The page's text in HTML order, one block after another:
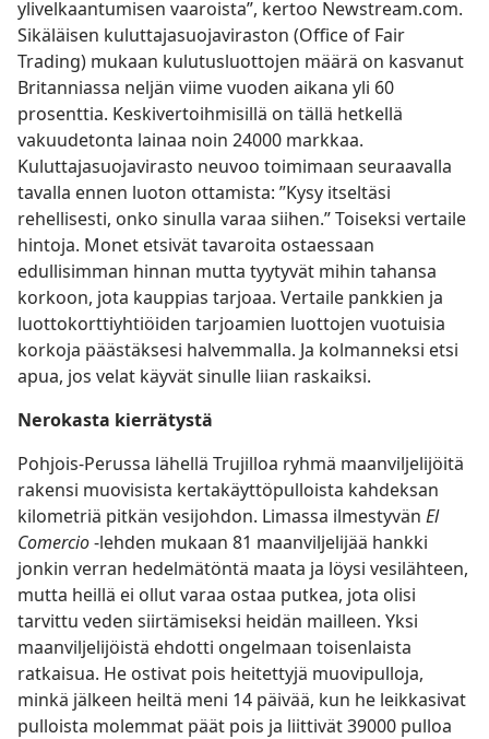
ylivelkaantumisen vaaroista”, kertoo Newstream.com.
Sikäläisen kuluttajasuojaviraston (Office of Fair
Trading) mukaan kulutusluottojen määrä on kasvanut
Britanniassa neljän viime vuoden aikana yli 60
prosenttia. Keskivertoihmisillä on tällä hetkellä
vakuudetonta lainaa noin 24000 markkaa.
Kuluttajasuojavirasto neuvoo toimimaan seuraavalla
tavalla ennen luoton ottamista: ”Kysy itseltäsi
rehellisesti, onko sinulla varaa siihen.” Toiseksi vertaile
hintoja. Monet etsivät tavaroita ostaessaan
edullisimman hinnan mutta tyytyvät mihin tahansa
korkoon, jota kauppias tarjoaa. Vertaile pankkien ja
luottokorttiyhtiöiden tarjoamien luottojen vuotuisia
korkoja päästäksesi halvemmalla. Ja kolmanneksi etsi
apua, jos velat käyvät sinulle liian raskaiksi.
Nerokasta kierrätystä
Pohjois-Perussa lähellä Trujilloa ryhmä maanviljelijöitä
rakensi muovisista kertakäyttöpulloista kahdeksan
kilometriä pitkän vesijohdon. Limassa ilmestyvän El
Comercio-lehden mukaan 81 maanviljelijää hankki
jonkin verran hedelmätöntä maata ja löysi vesilähteen,
mutta heillä ei ollut varaa ostaa putkea, jota olisi
tarvittu veden siirtämiseksi heidän mailleen. Yksi
maanviljelijöistä ehdotti ongelmaan toisenlaista
ratkaisua. He ostivat pois heitettyjä muovipulloja,
minkä jälkeen heiltä meni 14 päivää, kun he leikkasivat
pulloista molemmat päät pois ja liittivät 39000 pulloa